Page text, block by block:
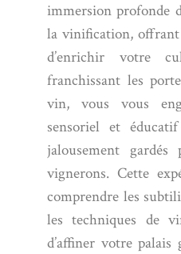
immersion profonde
la vinification,
d’enrichir votre
franchissant les
vin, vous vous
sensoriel et
jalousement
vignerons. Cette
comprendre les
les techniques de
d’affiner votre palais